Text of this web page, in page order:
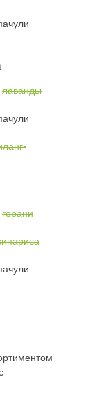
лаванды
герани